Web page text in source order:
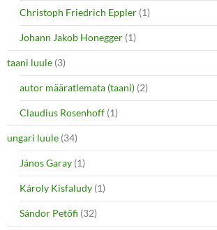
Christoph Friedrich Eppler (1)
Johann Jakob Honegger (1)
taani luule (3)
autor määratlemata (taani) (2)
Claudius Rosenhoff (1)
ungari luule (34)
János Garay (1)
Károly Kisfaludy (1)
Sándor Petőfi (32)